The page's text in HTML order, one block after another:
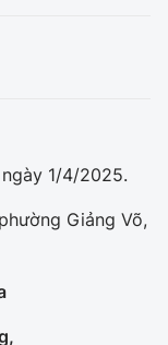
1/4/2025.
Giảng Võ,